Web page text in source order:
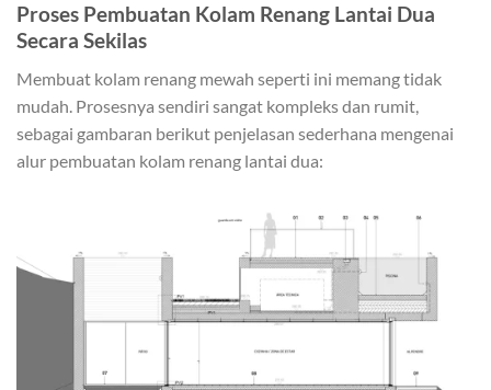
Proses Pembuatan Kolam Renang Lantai Dua
Secara Sekilas
Membuat kolam renang mewah seperti ini memang tidak
mudah. Prosesnya sendiri sangat kompleks dan rumit,
sebagai gambaran berikut penjelasan sederhana mengenai
alur pembuatan kolam renang lantai dua: